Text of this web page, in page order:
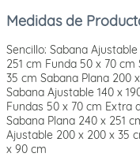
Medidas de
Sencillo: Sabana
251 cm Funda 50 x 70 cm
35 cm Sabana Plana 200
Sabana Ajustable 140 x
Fundas 50 x 70 cm Extra
Sabana Plana 240 x 251
Ajustable 200 x 200 x 35
x 90 cm